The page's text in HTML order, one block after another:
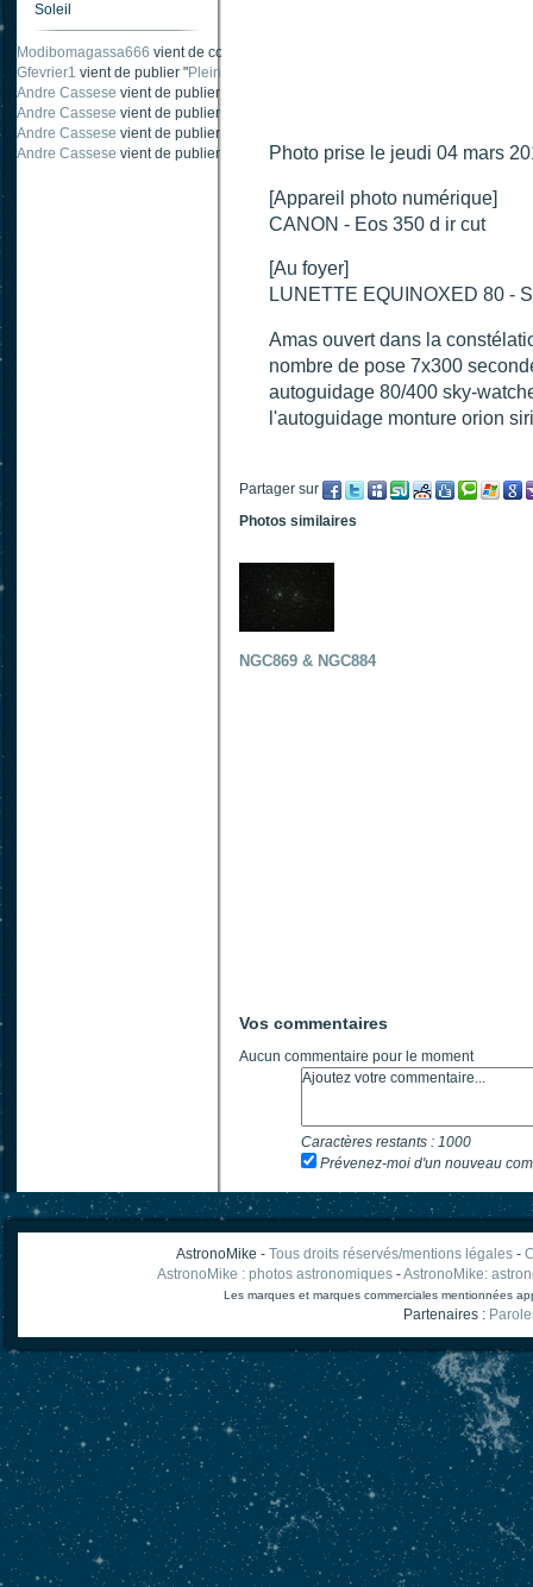
Soleil
Modibomagassa666 vient de commenter "
Gfevrier1 vient de publier "Pleine Lune - 9 Aout 205
Andre Cassese vient de publier "
Andre Cassese vient de publier "
Andre Cassese vient de publier "
Andre Cassese vient de publier " Protuberance explosive 9 juin 2021 lunette
Photo prise le jeudi 04 mars
[Appareil photo numérique]
CANON - Eos 350 d ir cut
[Au foyer]
LUNETTE EQUINOXED 80 -
Amas ouvert dans la
nombre de pose 7x300
autoguidage 80/400 sky-
l'autoguidage monture orion
Partager sur
Photos similaires
NGC869 & NGC884
Vos commentaires
Aucun commentaire pour le moment
Caractères restants : 1000
Prévenez-moi d'un nouveau
AstronoMike - Tous droits réservés/mentions légales-
AstronoMike : photos astronomiques -AstronoMike:
Les marques et marques commerciales mentionnées
Partenaires :